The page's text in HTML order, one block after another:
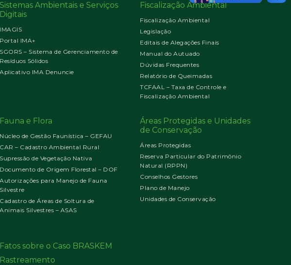
Sistemas Ambientais e Serviços
Digitais
IMAGIS
Portal IMA+
SGORS – Sistema de Gerenciamento de
Resíduos Sólidos
Aplicativo IMA Denuncie
Fiscalização Ambiental
Fiscalização Ambiental
Legislação
Editais de Alegações Finais
Manual do Autuado
Dúvidas Frequentes
Relatório de Queimadas
TCFAAL – Taxa de Controle e
Fiscalização Ambiental
Fauna e Flora
Núcleo de Gestão Faunística – GEFAU
CAR – Cadastro Ambiental Rural
Supressão de Vegetação Nativa
Documento de Origem Florestal – DOF
Autorizações para Manejo de Fauna
Silvestre
Cadastro de Áreas de Soltura de
Animais Silvestres – ASAS
Áreas Protegidas e Unidades
de Conservação
Áreas Protegidas
Reserva Particular do Patrimônio
Natural (RPPN)
Conselhos Gestores
Plano de Manejo
Unidades de Conservação
Fatos sobre o Caso BRASKEM
Rastreamento